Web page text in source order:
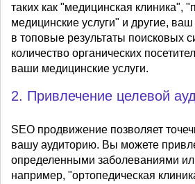
таких как "медицинская клиника",
медицинские услуги" и другие,
в топовые результаты поисковых
количество органических
ваши медицинские услуги.
2. Привлечение целевой
SEO продвижение позволяет
вашу аудиторию. Вы можете
определенными заболеваниями
например, "ортопедическая